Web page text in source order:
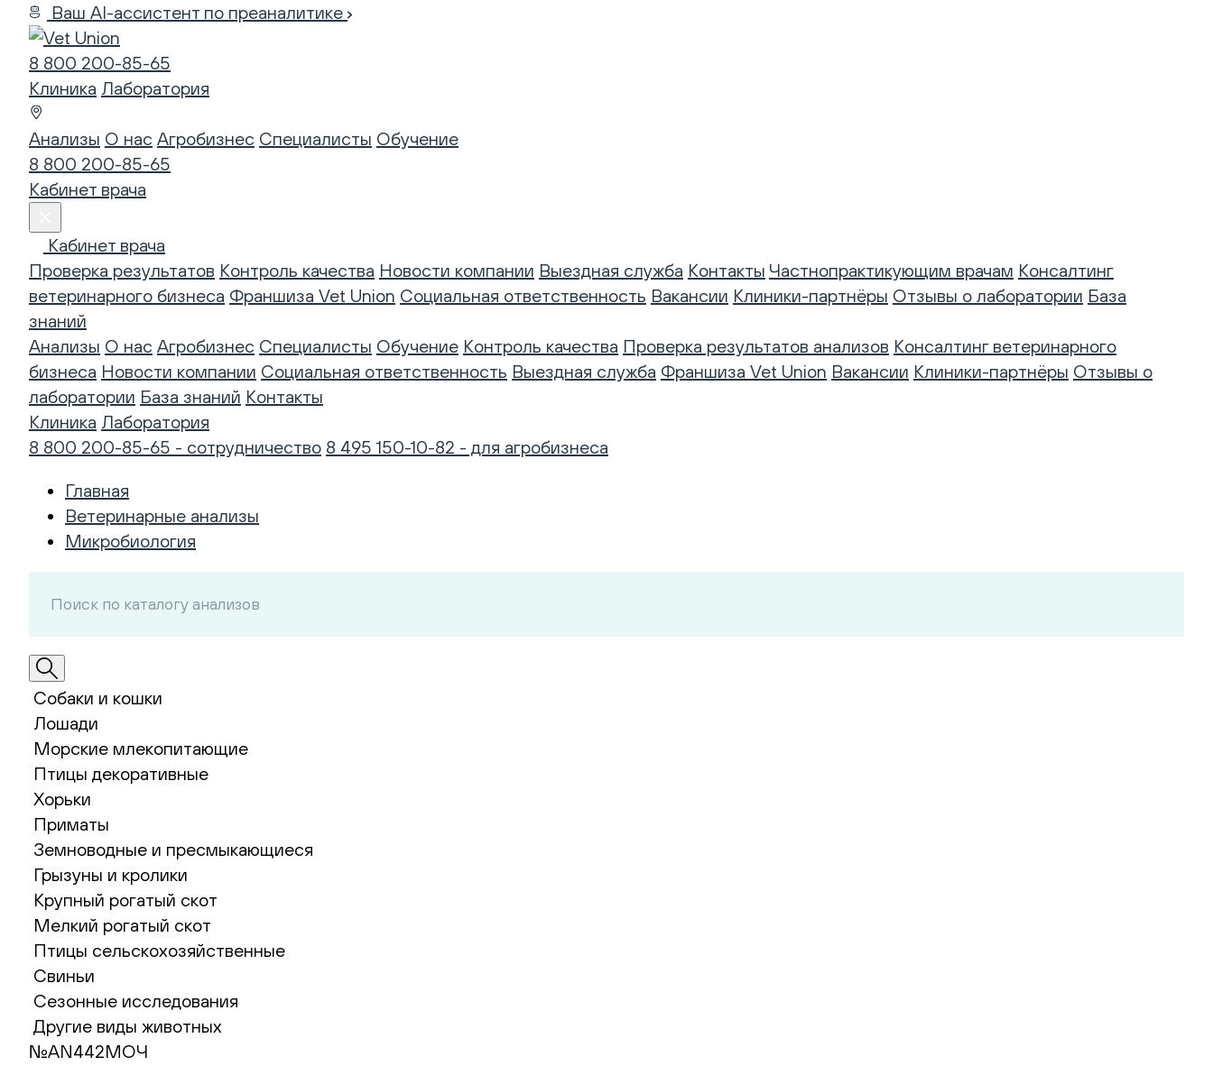
Ваш AI-ассистент по преаналитике
8 800 200-85-65
Клиника Лаборатория
Анализы О нас Агробизнес Специалисты Обучение
8 800 200-85-65
Кабинет врача
Кабинет врача
Проверка результатов Контроль качества Новости компании Выездная служба Контакты Частнопрактикующим врачам Консалтинг
ветеринарного бизнеса Франшиза Vet Union Социальная ответственность Вакансии Клиники-партнёры Отзывы о лаборатории База
знаний
Анализы О нас Агробизнес Специалисты Обучение Контроль качества Проверка результатов анализов Консалтинг ветеринарного
бизнеса Новости компании Социальная ответственность Выездная служба Франшиза Vet Union Вакансии Клиники-партнёры Отзывы о
лаборатории База знаний Контакты
Клиника Лаборатория
8 800 200-85-65 - сотрудничество 8 495 150-10-82 - для агробизнеса
Главная
Ветеринарные анализы
Микробиология
Собаки и кошки
Лошади
Морские млекопитающие
Птицы декоративные
Хорьки
Приматы
Земноводные и пресмыкающиеся
Грызуны и кролики
Крупный рогатый скот
Мелкий рогатый скот
Птицы сельскохозяйственные
Свиньи
Сезонные исследования
Другие виды животных
№AN442МОЧ